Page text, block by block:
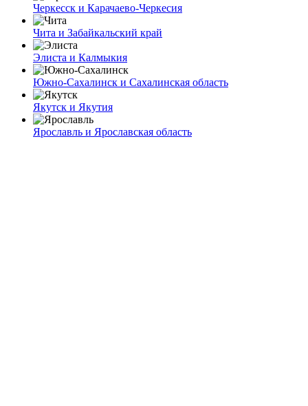
Черкесск и Карачаево-Черкесия
Чита и Забайкальский край
Элиста и Калмыкия
Южно-Сахалинск и Сахалинская область
Якутск и Якутия
Ярославль и Ярославская область